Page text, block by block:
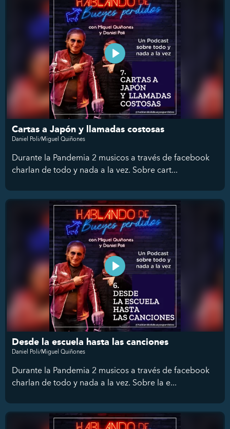
Cartas a Japón y llamadas costosas
Daniel Poli/Miguel Quiñones
Durante la Pandemia 2 musicos a través de facebook
charlan de todo y nada a la vez. Sobre cart...
Desde la escuela hasta las canciones
Daniel Poli/Miguel Quiñones
Durante la Pandemia 2 musicos a través de facebook
charlan de todo y nada a la vez. Sobre la e...